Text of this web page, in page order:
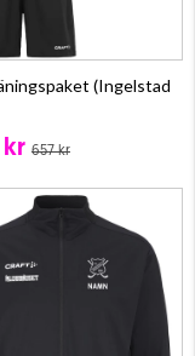
(Ingelstad
kr 657 kr